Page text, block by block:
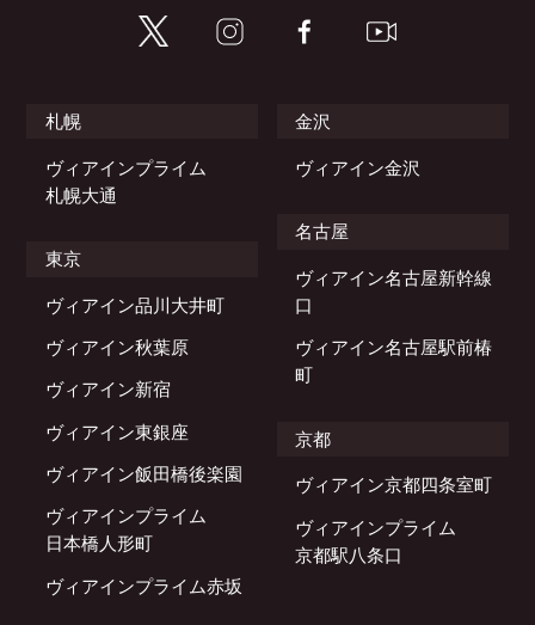
札幌
ヴィアインプライム
札幌大通
東京
ヴィアイン品川大井町
ヴィアイン秋葉原
ヴィアイン新宿
ヴィアイン東銀座
ヴィアイン飯田橋後楽園
ヴィアインプライム
日本橋人形町
ヴィアインプライム赤坂
金沢
ヴィアイン金沢
名古屋
ヴィアイン名古屋新幹線
口
ヴィアイン名古屋駅前椿
町
京都
ヴィアイン京都四条室町
ヴィアインプライム
京都駅八条口